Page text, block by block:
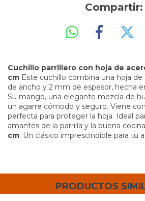
Compartir:
Cuchillo parrillero con hoja de
cm Este cuchillo combina una hoja de
de ancho y 2 mm de espesor, hecha
Su mango, una elegante mezcla de
un agarre cómodo y seguro. Viene
perfecta para proteger la hoja. Ideal
amantes de la parrilla y la buena
cm. Un clásico imprescindible para tu
PRODUCTOS